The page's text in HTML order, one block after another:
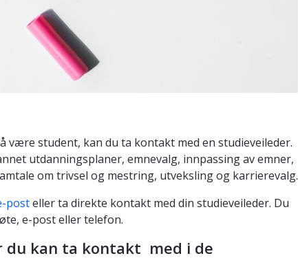
være student, kan du ta kontakt med en studieveileder.
utdanningsplaner, emnevalg, innpassing av emner,
om trivsel og mestring, utveksling og karrierevalg.
posteller ta direkte kontakt med din studieveileder. Du
e-post eller telefon.
du kan ta kontakt med i de